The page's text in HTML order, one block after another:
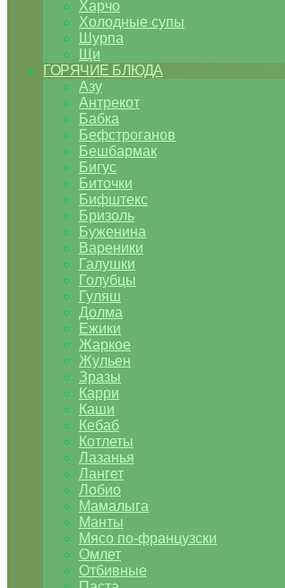
Харчо
Холодные супы
Шурпа
Щи
ГОРЯЧИЕ БЛЮДА
Азу
Антрекот
Бабка
Бефстроганов
Бешбармак
Бигус
Биточки
Бифштекс
Бризоль
Буженина
Вареники
Галушки
Голубцы
Гуляш
Долма
Ежики
Жаркое
Жульен
Зразы
Карри
Каши
Кебаб
Котлеты
Лазанья
Лангет
Лобио
Мамалыга
Манты
Мясо по-французски
Омлет
Отбивные